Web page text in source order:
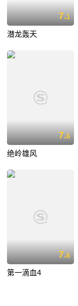
7.1
潜龙轰天
7.6
绝岭雄风
7.6
第一滴血4